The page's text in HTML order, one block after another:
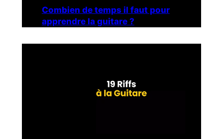
Combien de temps il faut pour
apprendre la guitare ?